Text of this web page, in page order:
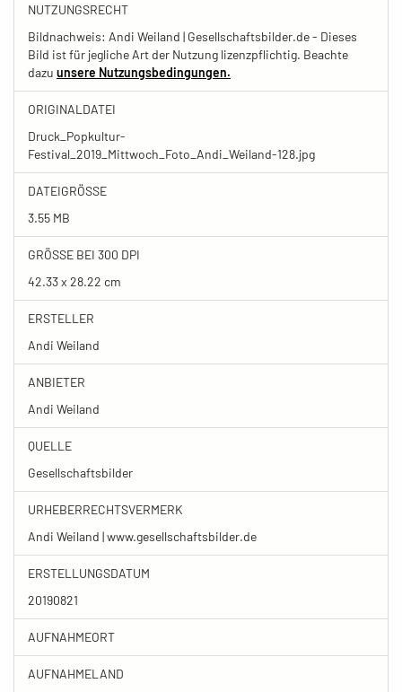
NUTZUNGSRECHT
Bildnachweis: Andi Weiland | Gesellschaftsbilder.de - Dieses
Bild ist für jegliche Art der Nutzung lizenzpflichtig. Beachte
dazu unsere Nutzungsbedingungen.
ORIGINALDATEI
Druck_Popkultur-
Festival_2019_Mittwoch_Foto_Andi_Weiland-128.jpg
DATEIGRÖSSE
3.55 MB
GRÖSSE BEI 300 DPI
42.33 x 28.22 cm
ERSTELLER
Andi Weiland
ANBIETER
Andi Weiland
QUELLE
Gesellschaftsbilder
URHEBERRECHTSVERMERK
Andi Weiland | www.gesellschaftsbilder.de
ERSTELLUNGSDATUM
20190821
AUFNAHMEORT
AUFNAHMELAND